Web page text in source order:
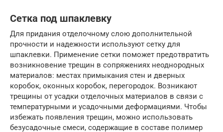
Сетка под шпаклевку
Для придания отделочному слою дополнительной
прочности и надежности используют сетку для
шпаклевки. Применение сетки поможет предотвратить
возникновение трещин в сопряжениях неоднородных
материалов: местах примыкания стен и дверных
коробок, оконных коробок, перегородок. Возникают
трещины от усадки отделочных материалов в связи с
температурными и усадочными деформациями. Чтобы
избежать появления трещин, можно использовать
безусадочные смеси, содержащие в составе полимер